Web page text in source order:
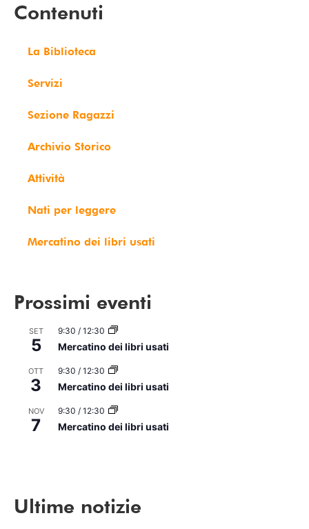
Contenuti
La Biblioteca
Servizi
Sezione Ragazzi
Archivio Storico
Attività
Nati per leggere
Mercatino dei libri usati
Prossimi eventi
SET
5
9:30 / 12:30
Mercatino dei libri usati
OTT
3
9:30 / 12:30
Mercatino dei libri usati
NOV
7
9:30 / 12:30
Mercatino dei libri usati
Ultime notizie